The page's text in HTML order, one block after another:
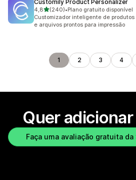
Customily Product Personalizer
4,8de 5 estrelas
(240)
240 avaliações ao todo
•Plano gratuito disponível
Customizador inteligente de
e arquivos prontos para impressão
1 2 3 4
Quer
Faça uma avaliação gratuita